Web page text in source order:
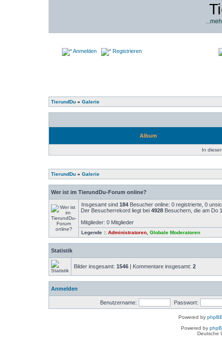
Anmelden Registrieren
TierundDu » Galerie
Album
In
TierundDu » Galerie
Wer ist im TierundDu-Forum online?
Insgesamt sind 184 Besucher online: 0 registrierte, 0
Der Besucherrekord liegt bei 4928 Besuchern, die am Do
Mitglieder: 0 Mitglieder
Legende :: Administratoren Globale Moderatoren
Statistik
Bilder insgesamt: 1546 | Kommentare insgesamt: 2
Anmelden
Benutzername: Passwort:
Powered by
Powered by
Deutsche